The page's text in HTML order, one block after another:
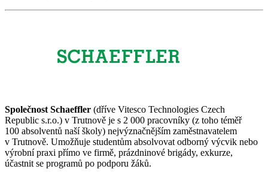
Společnost Schaeffler (dříve Vitesco Technologies Czech
Republic s.r.o.) v Trutnově je s 2 000 pracovníky (z toho téměř
100 absolventů naší školy) nejvýznačnějším zaměstnavatelem
v Trutnově. Umožňuje studentům absolvovat odborný výcvik nebo
výrobní praxi přímo ve firmě, prázdninové brigády, exkurze,
účastnit se programů po podporu žáků.